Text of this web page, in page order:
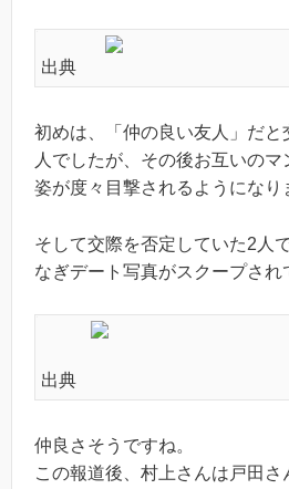
出典
初めは、「仲の良い友人」だと
人でしたが、その後お互いの
姿が度々目撃されるようになり
そして交際を否定していた2人
なぎデート写真がスクープされ
出典
仲良さそうですね。
この報道後、村上さんは戸田